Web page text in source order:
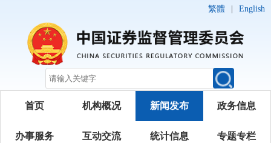
繁體 English
首页 机构概况 新闻发布 政务信息
办事服务 互动交流 统计信息 专题专栏